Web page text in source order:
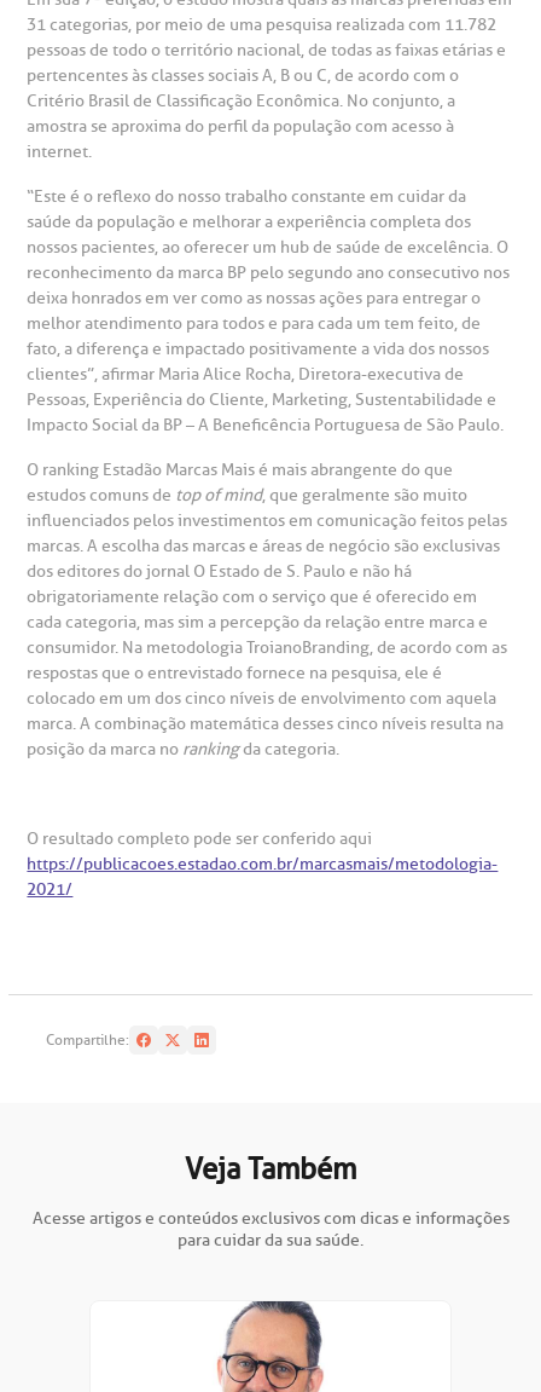
de Exames
(11)3505-1000
ouvidoria@bp.org.br
Fale Conosco
Endereço:
Rua Maestro Cardim, 769
CEP: 01323-001 | Bela Vista
BP Mirante
Saiba mais
Endereço:
R. Martiniano de Carvalho, 965
CEP: 01323-001 | Bela Vista
São Paulo - SP
Saiba mais
CEP: 01438-000 | Jardim Paulista
social da BP
corporativa
social
a BP
Conosco
de Benchmarking
Telemedicina BP
Teleinterconsulta
Centro de Doenças Autoimunes
de Visita
socorro
de cópia de prontuário médico
de orçamento particular
de veracidade de atestado
atendimento
Cirurgia
frequentes
de Sangue
de órgãos
de Excelência em Ortopedia
especialidades
31 categorias, por meio de uma pesquisa realizada com 11.782
pessoas de todo o território nacional, de todas as faixas etárias e
pertencentes às classes sociais A, B ou C, de acordo com o
Critério Brasil de Classificação Econômica. No conjunto, a
amostra se aproxima do perfil da população com acesso à
internet.
“Este é o reflexo do nosso trabalho constante em cuidar da
saúde da população e melhorar a experiência completa dos
nossos pacientes, ao oferecer um hub de saúde de excelência. O
reconhecimento da marca BP pelo segundo ano consecutivo nos
deixa honrados em ver como as nossas ações para entregar o
melhor atendimento para todos e para cada um tem feito, de
fato, a diferença e impactado positivamente a vida dos nossos
clientes”, afirmar Maria Alice Rocha, Diretora-executiva de
Pessoas, Experiência do Cliente, Marketing, Sustentabilidade e
Impacto Social da BP – A Beneficência Portuguesa de São Paulo.
O ranking Estadão Marcas Mais é mais abrangente do que
estudos comuns de top of mind, que geralmente são muito
influenciados pelos investimentos em comunicação feitos pelas
marcas. A escolha das marcas e áreas de negócio são exclusivas
dos editores do jornal O Estado de S. Paulo e não há
obrigatoriamente relação com o serviço que é oferecido em
cada categoria, mas sim a percepção da relação entre marca e
consumidor. Na metodologia TroianoBranding, de acordo com as
respostas que o entrevistado fornece na pesquisa, ele é
colocado em um dos cinco níveis de envolvimento com aquela
marca. A combinação matemática desses cinco níveis resulta na
posição da marca no rankingda categoria.
O resultado completo pode ser conferido aqui
https://publicacoes.estadao.com.br/marcasmais/metodologia-
2021/
Compartilhe:
Veja Também
Acesse artigos e conteúdos exclusivos com dicas e informações
para cuidar da sua saúde.